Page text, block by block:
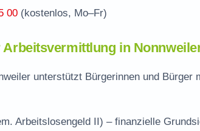
rund ums Jobcenter
00 (kostenlos, Mo–Fr)
Arbeitsvermittlung in
unterstützt Bürgerinnen und
Arbeitslosengeld II) – finanzielle